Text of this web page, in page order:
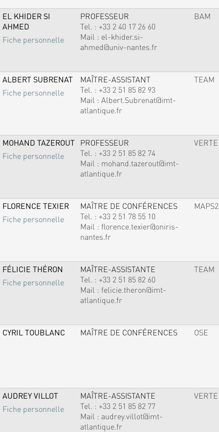
EL KHIDER SI
AHMED
Fiche personnelle
PROFESSEUR
Tel. : +33 2 40 17 26 60
Mail : el-khider.si-
ahmed@univ-nantes.fr
BAM
ALBERT SUBRENAT
Fiche personnelle
MAÎTRE-ASSISTANT
Tel. : +33 2 51 85 82 93
Mail : Albert.Subrenat@imt-
atlantique.fr
TEAM
MOHAND TAZEROUT
Fiche personnelle
PROFESSEUR
Tel. : +33 2 51 85 82 74
Mail : mohand.tazerout@imt-
atlantique.fr
VERTE
FLORENCE TEXIER
Fiche personnelle
MAÎTRE DE CONFÉRENCES
Tel. : +33 2 51 78 55 10
Mail : florence.texier@oniris-
nantes.fr
MAPS2
FÉLICIE THÉRON
Fiche personnelle
MAÎTRE-ASSISTANTE
Tel. : +33 2 51 85 82 60
Mail : felicie.theron@imt-
atlantique.fr
TEAM
CYRIL TOUBLANC MAÎTRE DE CONFÉRENCES OSE
AUDREY VILLOT
Fiche personnelle
MAÎTRE-ASSISTANTE
Tel. : +33 2 51 85 82 77
Mail : audrey.villot@imt-
atlantique.fr
VERTE